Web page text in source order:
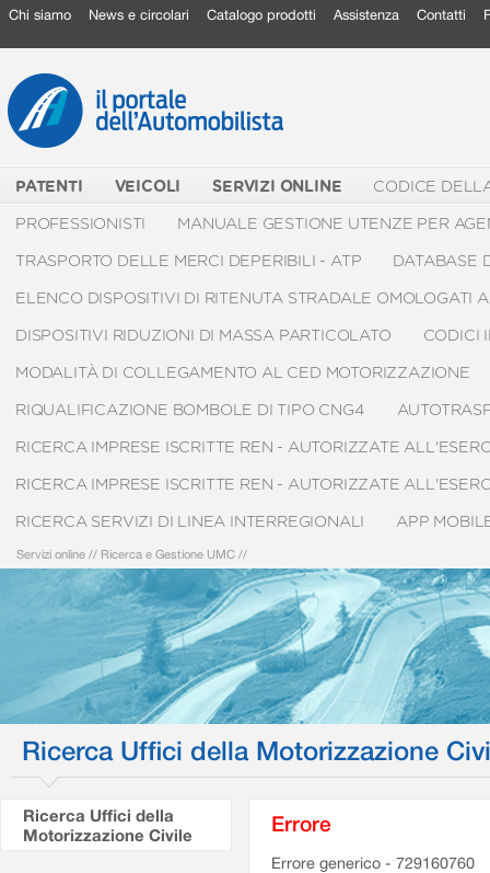
Chi siamo News e circolari Catalogo prodotti Assistenza Contatti
PATENTI VEICOLI SERVIZI ONLINE CODICE
PROFESSIONISTI MANUALE GESTIONE UTENZE PER
TRASPORTO DELLE MERCI DEPERIBILI - ATP DATABASE
ELENCO DISPOSITIVI DI RITENUTA STRADALE OMOLOGATI
DISPOSITIVI RIDUZIONI DI MASSA PARTICOLATO CODICI
MODALITÀ DI COLLEGAMENTO AL CED MOTORIZZAZIONE
RIQUALIFICAZIONE BOMBOLE DI TIPO CNG4
RICERCA IMPRESE ISCRITTE REN - AUTORIZZATE
RICERCA IMPRESE ISCRITTE REN - AUTORIZZATE
RICERCA SERVIZI DI LINEA INTERREGIONALI APP
Servizi online // Ricerca e Gestione UMC //
Ricerca Uffici della Motorizzazione
Ricerca Uffici della
Motorizzazione Civile
Errore
Errore generico - 729160760